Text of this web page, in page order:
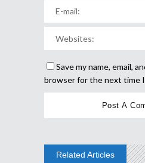
Save my name, email,
browser for the next time
Related Articles